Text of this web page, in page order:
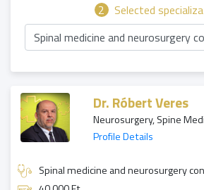
2
Selected
Spinal medicine and neurosurgery
Dr. Róbert Veres
Neurosurgery, Spine
Profile Details
Spinal medicine and neurosurgery